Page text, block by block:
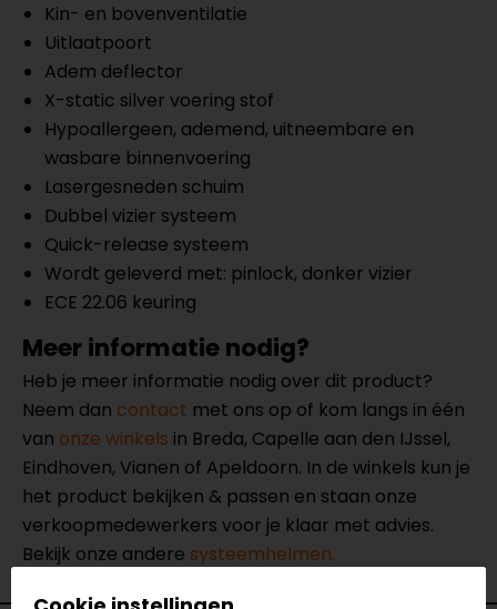
Kin- en bovenventilatie
Uitlaatpoort
Adem deflector
X-static silver voering stof
Hypoallergeen, ademend, uitneembare en
wasbare binnenvoering
Lasergesneden schuim
Dubbel vizier systeem
Quick-release systeem
Wordt geleverd met: pinlock, donker vizier
ECE 22.06 keuring
Meer informatie nodig?
Heb je meer informatie nodig over dit product?
Neem dan contact met ons op of kom langs in één
van onze winkels in Breda, Capelle aan den IJssel,
Eindhoven, Vianen of Apeldoorn. In de winkels kun je
het product bekijken & passen en staan onze
verkoopmedewerkers voor je klaar met advies.
Bekijk onze andere systeemhelmen.